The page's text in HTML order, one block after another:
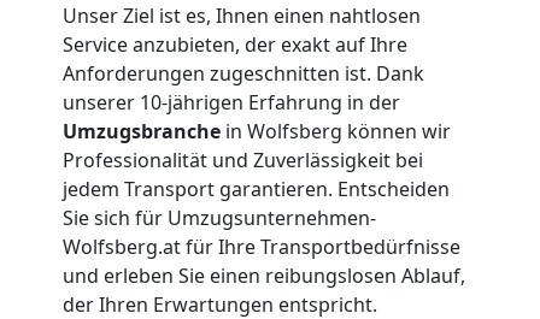
Unser Ziel ist es, Ihnen einen nahtlosen
Service anzubieten, der exakt auf Ihre
Anforderungen zugeschnitten ist. Dank
unserer 10-jährigen Erfahrung in der
Umzugsbranche in Wolfsberg können wir
Professionalität und Zuverlässigkeit bei
jedem Transport garantieren. Entscheiden
Sie sich für Umzugsunternehmen-
Wolfsberg.at für Ihre Transportbedürfnisse
und erleben Sie einen reibungslosen Ablauf,
der Ihren Erwartungen entspricht.
Wolfsberg
Vereinsumzug
Wolfsberg
Anfrage